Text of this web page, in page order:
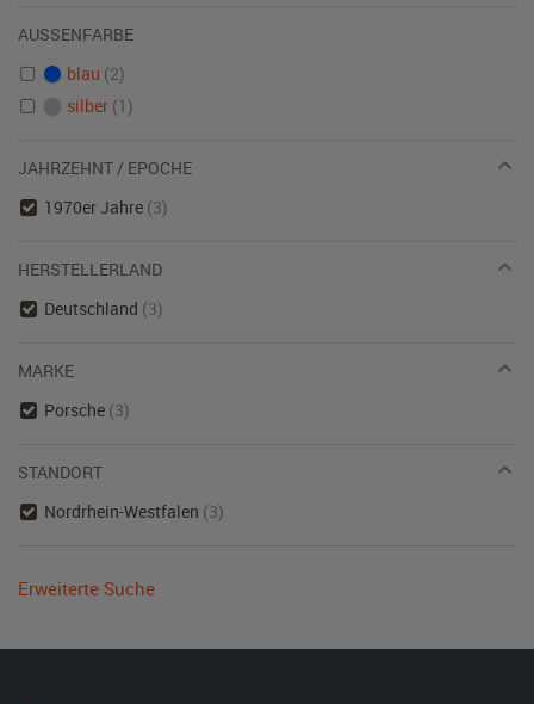
AUSSENFARBE
blau (2)
silber (1)
JAHRZEHNT / EPOCHE
1970er Jahre (3)
HERSTELLERLAND
Deutschland (3)
MARKE
Porsche (3)
STANDORT
Nordrhein-Westfalen (3)
Erweiterte Suche